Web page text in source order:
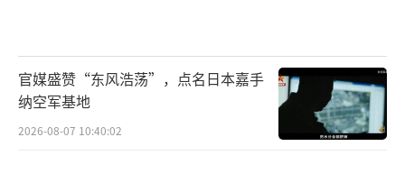
官媒盛赞“东风浩荡”，点名日本嘉手
纳空军基地
2026-08-07 10:40:02